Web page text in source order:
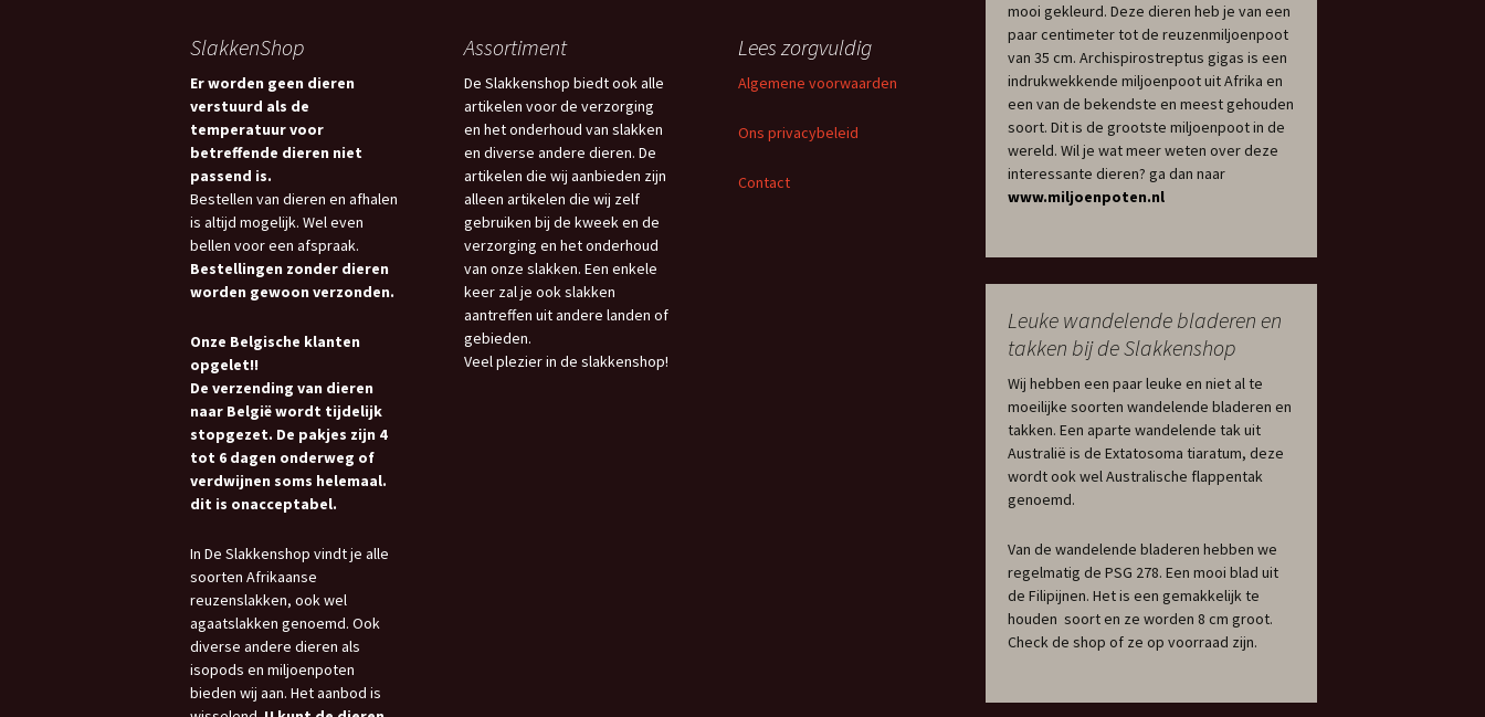
mooi gekleurd. Deze dieren heb je van een
paar centimeter tot de reuzenmiljoenpoot
van 35 cm. Archispirostreptus gigas is een
indrukwekkende miljoenpoot uit Afrika en
een van de bekendste en meest gehouden
soort. Dit is de grootste miljoenpoot in de
wereld. Wil je wat meer weten over deze
interessante dieren? ga dan naar
www.miljoenpoten.nl
Leuke wandelende bladeren en
takken bij de Slakkenshop
Wij hebben een paar leuke en niet al te
moeilijke soorten wandelende bladeren en
takken. Een aparte wandelende tak uit
Australië is de Extatosoma tiaratum, deze
wordt ook wel Australische flappentak
genoemd.
Van de wandelende bladeren hebben we
regelmatig de PSG 278. Een mooi blad uit
de Filipijnen. Het is een gemakkelijk te
houden soort en ze worden 8 cm groot.
Check de shop of ze op voorraad zijn.
SlakkenShop
Er worden geen dieren
verstuurd als de
temperatuur voor
betreffende dieren niet
passend is.
Bestellen van dieren en afhalen
is altijd mogelijk. Wel even
bellen voor een afspraak.
Bestellingen zonder dieren
worden gewoon verzonden.
Onze Belgische klanten
opgelet!!
De verzending van dieren
naar België wordt tijdelijk
stopgezet. De pakjes zijn 4
tot 6 dagen onderweg of
verdwijnen soms helemaal.
dit is onacceptabel.
In De Slakkenshop vindt je alle
soorten Afrikaanse
reuzenslakken, ook wel
agaatslakken genoemd. Ook
diverse andere dieren als
isopods en miljoenpoten
bieden wij aan. Het aanbod is
Assortiment
De Slakkenshop biedt ook alle
artikelen voor de verzorging
en het onderhoud van slakken
en diverse andere dieren. De
artikelen die wij aanbieden zijn
alleen artikelen die wij zelf
gebruiken bij de kweek en de
verzorging en het onderhoud
van onze slakken. Een enkele
keer zal je ook slakken
aantreffen uit andere landen of
gebieden.
Veel plezier in de slakkenshop!
Lees zorgvuldig
Algemene voorwaarden
Ons privacybeleid
Contact